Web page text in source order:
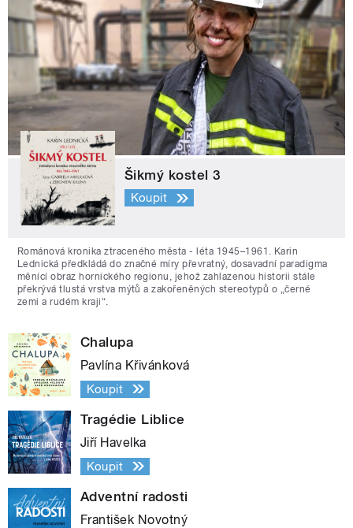
Šikmý kostel 3
Koupit
Románová kronika ztraceného města - léta 1945–1961. Karin
Lednická předkládá do značné míry převratný, dosavadní paradigma
měnící obraz hornického regionu, jehož zahlazenou historii stále
překrývá tlustá vrstva mýtů a zakořeněných stereotypů o „černé
zemi a rudém kraji“.
Chalupa
Pavlína Křivánková
Koupit
Tragédie Liblice
Jiří Havelka
Koupit
Adventní radosti
František Novotný